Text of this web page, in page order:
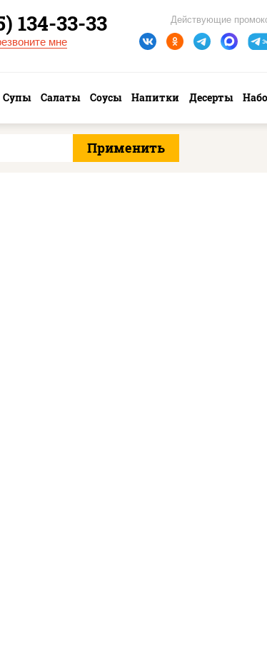
Действующие
134-33-33
мне
Супы Салаты Соусы Напитки Десерты